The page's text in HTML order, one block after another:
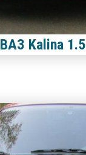
ВАЗ Kalina 1.5